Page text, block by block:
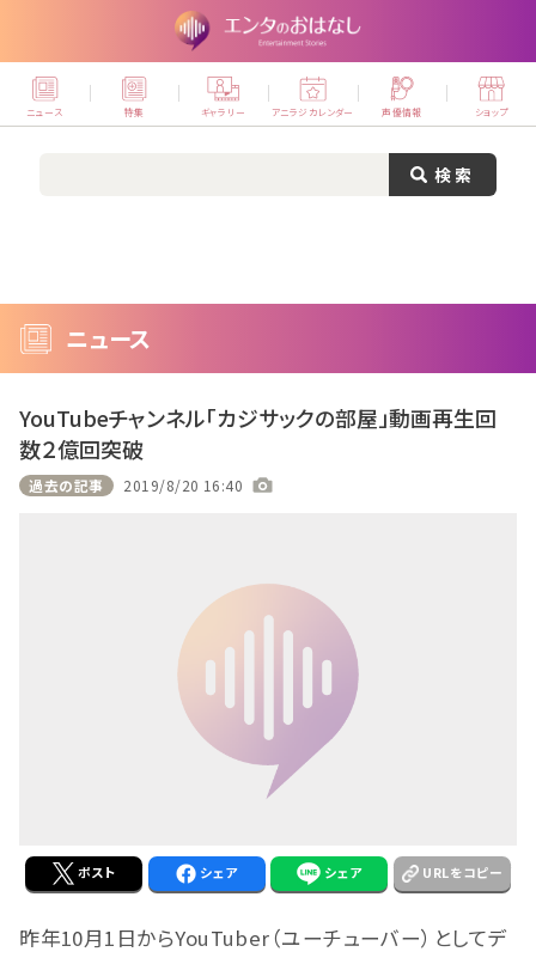
ニュース 特集 ギャラリー アニラジカレンダー 声優情報 ショップ
ニュース
YouTubeチャンネル「カジサックの部屋」動画再生回
数２億回突破
過去の記事 2019/8/20 16:40
ポスト シェア シェア URLをコピー
昨年10月1日からYouTuber（ユーチューバー）としてデ